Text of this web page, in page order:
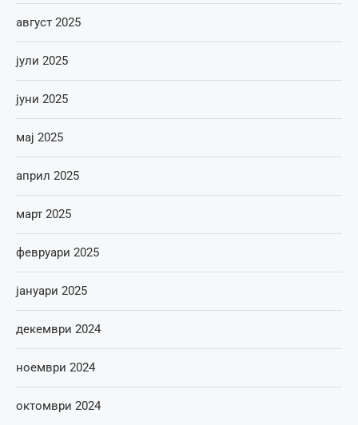
август 2025
јули 2025
јуни 2025
мај 2025
април 2025
март 2025
февруари 2025
јануари 2025
декември 2024
ноември 2024
октомври 2024